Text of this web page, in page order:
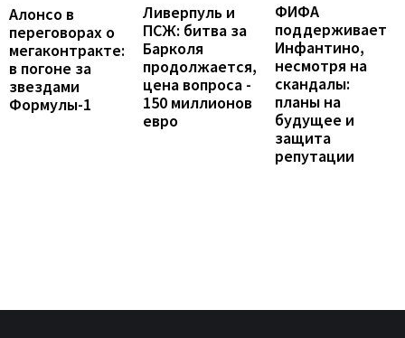
Алонсо в
переговорах о
мегаконтракте:
в погоне за
звездами
Формулы-1
Ливерпуль и
ПСЖ: битва за
Барколя
продолжается,
цена вопроса -
150 миллионов
евро
ФИФА
поддерживает
Инфантино,
несмотря на
скандалы:
планы на
будущее и
защита
репутации